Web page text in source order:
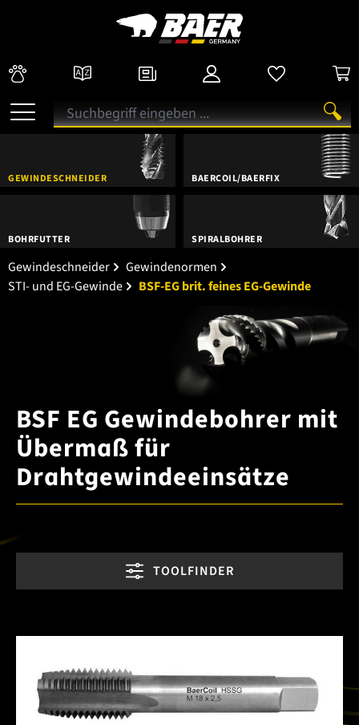
GEWINDESCHNEIDER BAERCOIL/BAERFIX
BOHRFUTTER SPIRALBOHRER
Gewindeschneider
Gewindenormen
STI- und EG-Gewinde
BSF-EG brit. feines EG-Gewinde
BSF EG Gewindebohrer mit
Übermaß für
Drahtgewindeeinsätze
TOOLFINDER